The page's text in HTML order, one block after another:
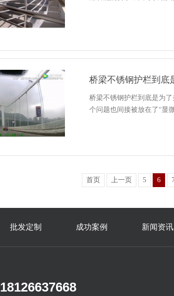
桥梁不锈钢护栏到底
桥梁不锈钢护栏到底是为
个问题也间接被放在了“显微
首页 上一页 5 6
批发定制 成功案例 新闻资讯
18126637668